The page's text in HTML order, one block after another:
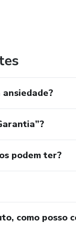
podem ter?
como posso